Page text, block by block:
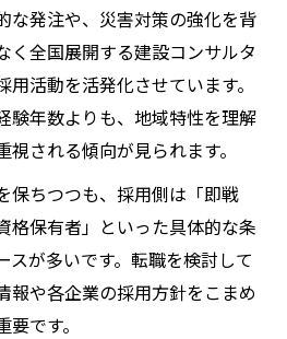
ント転職で失敗しない応募
ルタントの事業内容から学
みを発揮する方法
タントで補強土予備設計が求
な発注や、災害対策の強化を背
く全国展開する建設コンサルタ
活動を活発化させています。
験年数よりも、地域特性を理解
される傾向が見られます。
保ちつつも、採用側は「即戦
格保有者」といった具体的な条
スが多いです。転職を検討して
報や各企業の採用方針をこまめ
です。